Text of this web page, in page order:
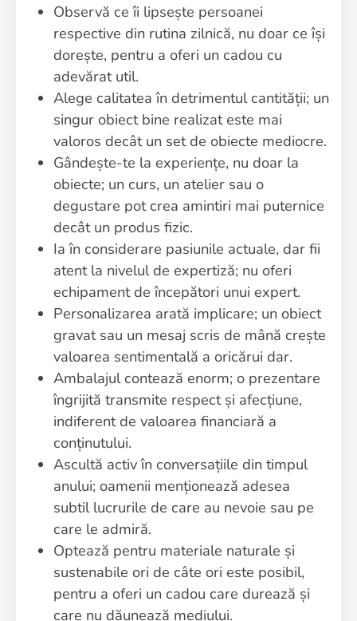
Observă ce îi lipsește persoanei
respective din rutina zilnică, nu doar ce își
dorește, pentru a oferi un cadou cu
adevărat util.
Alege calitatea în detrimentul cantității; un
singur obiect bine realizat este mai
valoros decât un set de obiecte mediocre.
Gândește-te la experiențe, nu doar la
obiecte; un curs, un atelier sau o
degustare pot crea amintiri mai puternice
decât un produs fizic.
Ia în considerare pasiunile actuale, dar fii
atent la nivelul de expertiză; nu oferi
echipament de începători unui expert.
Personalizarea arată implicare; un obiect
gravat sau un mesaj scris de mână crește
valoarea sentimentală a oricărui dar.
Ambalajul contează enorm; o prezentare
îngrijită transmite respect și afecțiune,
indiferent de valoarea financiară a
conținutului.
Ascultă activ în conversațiile din timpul
anului; oamenii menționează adesea
subtil lucrurile de care au nevoie sau pe
care le admiră.
Optează pentru materiale naturale și
sustenabile ori de câte ori este posibil,
pentru a oferi un cadou care durează și
care nu dăunează mediului.